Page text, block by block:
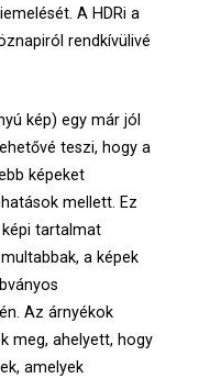
A HDRi a
rendkívülivé
kép) egy már jól
teszi, hogy a
képeket
mellett. Ez
tartalmat
a képek
Az árnyékok
meg, ahelyett, hogy
amelyek